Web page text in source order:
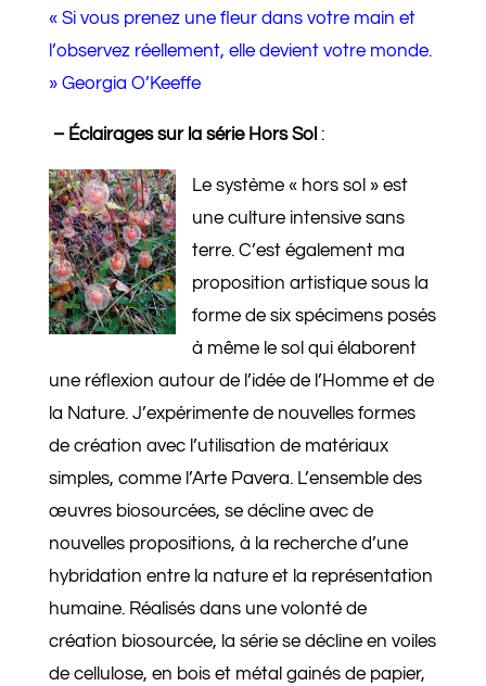
« Si vous prenez une fleur dans votre main et
l’observez réellement, elle devient votre monde.
» Georgia O’Keeffe
– Éclairages sur la série Hors Sol :
Le système « hors sol » est
une culture intensive sans
terre. C’est également ma
proposition artistique sous la
forme de six spécimens posés
à même le sol qui élaborent
une réflexion autour de l’idée de l’Homme et de
la Nature. J’expérimente de nouvelles formes
de création avec l’utilisation de matériaux
simples, comme l’Arte Pavera. L’ensemble des
œuvres biosourcées, se décline avec de
nouvelles propositions, à la recherche d’une
hybridation entre la nature et la représentation
humaine. Réalisés dans une volonté de
création biosourcée, la série se décline en voiles
de cellulose, en bois et métal gainés de papier,